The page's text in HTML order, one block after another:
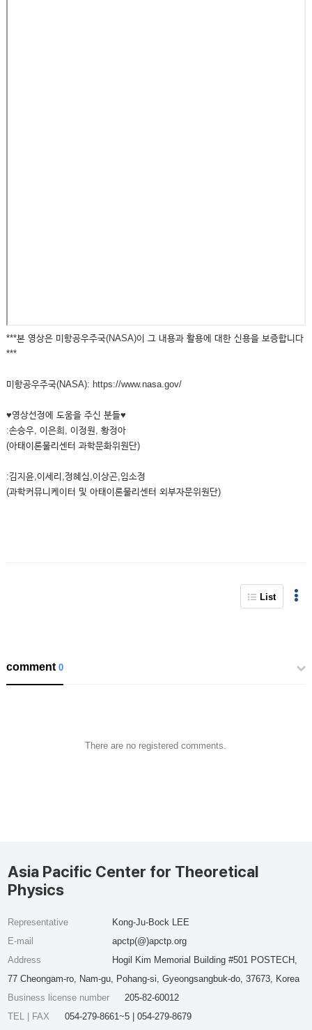
***본 영상은 미항공우주국(NASA)이 그 내용과 활용에 대한 신용을 보증합니다
***
미항공우주국(NASA): https://www.nasa.gov/
♥영상선정에 도움을 주신 분들♥
:손승우, 이은희, 이정원, 황정아
(아태이론물리센터 과학문화위원단)
:김지윤,이세리,정혜심,이상곤,임소정
(과학커뮤니케이터 및 아태이론물리센터 외부자문위원단)
List
comment0
There are no registered comments.
Asia Pacific Center for Theoretical
Physics
Representative
Kong-Ju-Bock LEE
E-mail
apctp(@)apctp.org
Address
Hogil Kim Memorial Building #501 POSTECH,
77 Cheongam-ro, Nam-gu, Pohang-si, Gyeongsangbuk-do, 37673, Korea
Business license number
205-82-60012
TEL | FAX
054-279-8661~5 | 054-279-8679